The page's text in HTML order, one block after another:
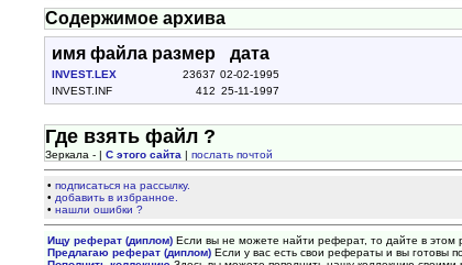
Содержимое архива
имя файла размер дата
INVEST.LEX 23637 02-02-1995
INVEST.INF
412 25-11-1997
Где взять файл ?
Зеркала - |С этого сайта |послать почтой
•подписаться на рассылку.
• добавить в избранное.
•нашли ошибки ?
Ищу реферат (диплом) Если вы не можете найти реферат, то дайте в этом
Предлагаю реферат (диплом) Если у вас есть свои рефераты и вы готовы